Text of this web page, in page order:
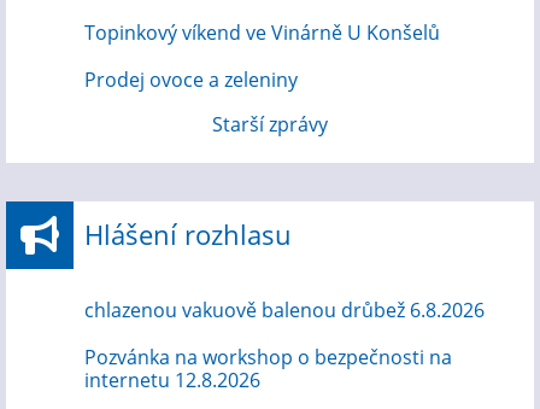
Topinkový víkend ve Vinárně U Konšelů
Prodej ovoce a zeleniny
Starší zprávy
Hlášení rozhlasu
chlazenou vakuově balenou drůbež 6.8.2026
Pozvánka na workshop o bezpečnosti na
internetu 12.8.2026